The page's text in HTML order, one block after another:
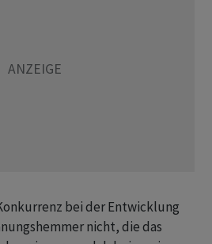
bei der Entwicklung
nicht, die das